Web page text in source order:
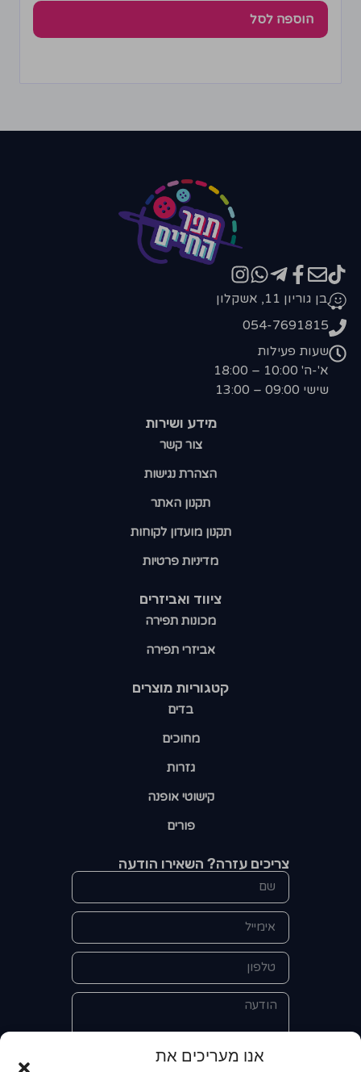
אנו מעריכים את
הוספה לסל
קטגוריות מוצרים​
בדים
מחוכים
גזרות
קישוטי אופנה
פורים
ציווד ואביזרים
מכונות תפירה
אביזרי תפירה
מידע ושירות
צור קשר
הצהרת נגישות
תקנון האתר
תקנון מועדון לקוחות
מדיניות פרטיות
בן גוריון 11, אשקלון
054-7691815
שעות פעילות
א'-ה' 10:00 – 18:00
שישי 09:00 – 13:00
צריכים עזרה? השאירו הודעה